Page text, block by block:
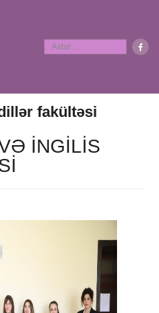
fakültəsi
İNGILIS